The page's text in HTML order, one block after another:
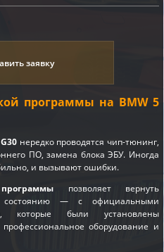
заявку
программы на BMW 5
нередко проводятся чип-тюнинг,
ПО, замена блока ЭБУ. Иногда
и вызывают ошибки.
позволяет вернуть
состоянию — с официальными
которые были установлены
оборудование и